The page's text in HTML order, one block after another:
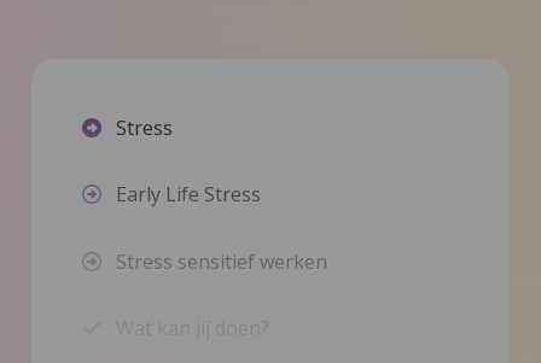
Stress
Early Life Stress
Stress sensitief werken
Wat kan jij doen?